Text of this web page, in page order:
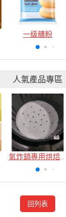
一级糖粉
人氣產品專區
氣炸鍋專用烘焙紙
回列表